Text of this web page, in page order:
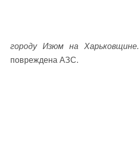
городу Изюм на Харьковщине.
повреждена АЗС.